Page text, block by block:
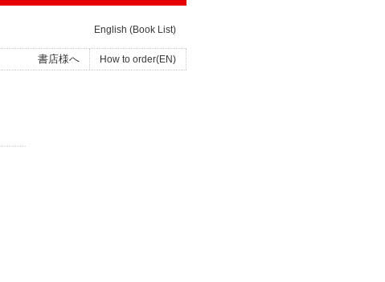
English (Book List)
書店様へ How to order(EN)